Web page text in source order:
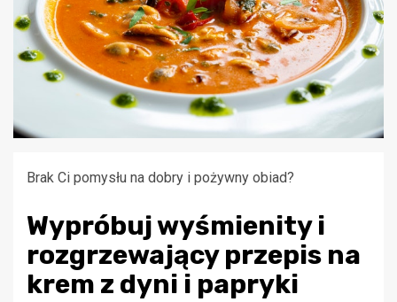
Brak Ci pomysłu na dobry i pożywny obiad?
Wypróbuj wyśmienity i
rozgrzewający przepis na
krem z dyni i papryki